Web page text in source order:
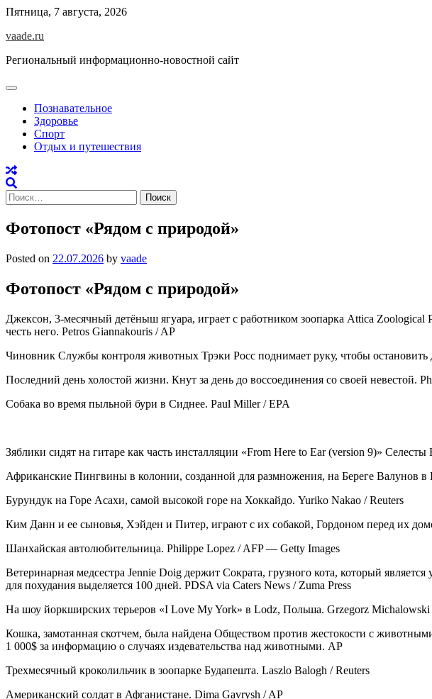
Skip
content
Пятница, 7 августа, 2026
vaade.ru
Региональный информационно-новостной сайт
Познавательное
Здоровье
Спорт
Отдых и путешествия
Найти:
Фотопост «Рядом с природой»
Posted on 22.07.2026 by vaade
Фотопост «Рядом с природой»
Джексон, 3-месячный детёныш ягуара, играет с работником зоопарка Attica
честь него. Petros Giannakouris / AP
Чиновник Службы контроля животных Трэки Росс поднимает руку, чтобы
Последний день холостой жизни. Кнут за день до воссоединения со своей невестой.
Собака во время пыльной бури в Сиднее. Paul Miller / EPA
Зяблики сидят на гитаре как часть инсталляции «From Here to Ear (version 9)»
Африканские Пингвины в колонии, созданной для размножения, на Береге Валунов
Бурундук на Горе Асахи, самой высокой горе на Хоккайдо. Yuriko Nakao / Reuters
Ким Данн и ее сыновья, Хэйден и Питер, играют с их собакой, Гордоном перед их
Шанхайская автолюбительница. Philippe Lopez / AFP — Getty Images
Ветеринарная медсестра Jennie Doig держит Сократа, грузного кота, который
для похудания выделяется 100 дней. PDSA via Caters News / Zuma Press
На шоу йоркширских терьеров «I Love My York» в Lodz, Польша. Grzegorz Michalowski
Кошка, замотанная скотчем, была найдена Обществом против жестокости с
1 000$ за информацию о случаях издевательства над животными. AP
Трехмесячный кроколильчик в зоопарке Будапешта. Laszlo Balogh / Reuters
Американский солдат в Афганистане. Dima Gavrysh / AP